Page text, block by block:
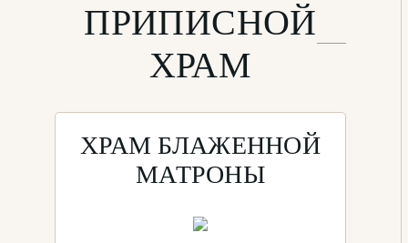
ПРИПИСНОЙ
ХРАМ
ХРАМ БЛАЖЕННОЙ
МАТРОНЫ